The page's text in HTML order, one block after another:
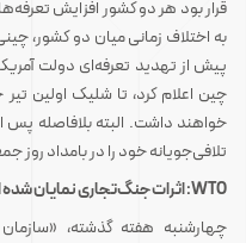
به اختلاف زمانی میان دو کشور،
پیش از تهدید تعرفه‌ای دولت
چین اعلام کرد، تا شلیک اولین
خواهند داشت. البته بلافاصله پس
تلافی‌جویانه خود را در بامداد روز
WTO: اثرات جنگ‌تجاری نمایان شده است
چهارشنبه هفته گذشته،